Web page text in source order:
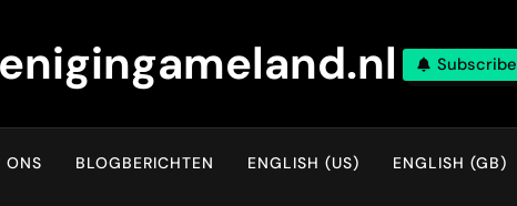
Subscribe
ONS BLOGBERICHTEN ENGLISH (US) ENGLISH (GB)